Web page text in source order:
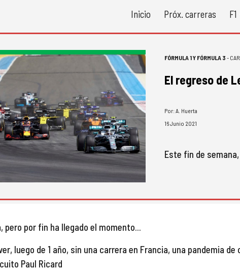
Skip to main content
Inicio Próx. carreras F1
FÓRMULA 1 Y FÓRMULA 3 -
El regreso de
Por: A. Huerta
16Junio 2021
Este fin de
pero por fin ha llegado el momento...
luego de 1 año, sin una carrera en Francia, una pandemia de
Paul Ricard